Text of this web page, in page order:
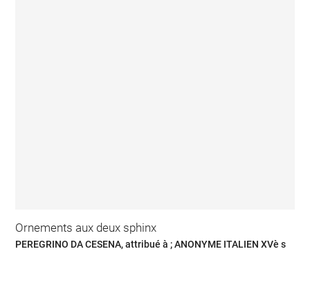
Ornements aux deux sphinx
PEREGRINO DA CESENA, attribué à ; ANONYME ITALIEN XVè s